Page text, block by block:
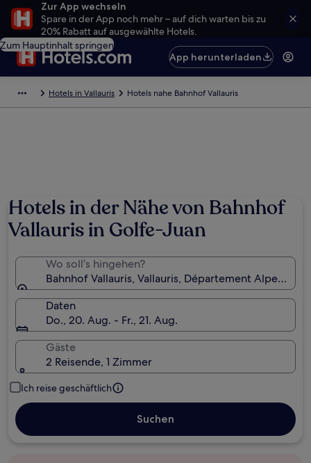
Zur App wechseln
Spare in der App noch mehr – auf dich warten bis zu
20% Rabatt auf ausgewählte Hotels.
Zum Hauptinhalt springen
App herunterladen
Hotels in Vallauris Hotels nahe Bahnhof Vallauris
Hotels in der Nähe von Bahnhof
Vallauris in Golfe-Juan
Wo soll’s hingehen?
Bahnhof Vallauris, Vallauris, Département Alpes-
Daten
Do., 20. Aug. - Fr., 21. Aug.
Gäste
2 Reisende, 1 Zimmer
Ich reise geschäftlich
Suchen